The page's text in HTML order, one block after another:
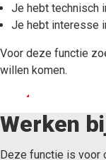
Je hebt technisch
Je hebt interesse
Voor deze functie
willen komen.
Neem contact
Werken
Deze functie is voor